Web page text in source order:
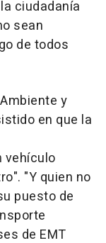
ciudadanía
sean
de todos
y
en que la
vehículo
"Y quien no
puesto de
de EMT